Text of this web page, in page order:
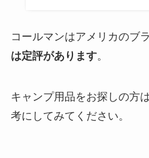
コールマンはアメリカのブ
は定評があります。
キャンプ用品をお探しの方
考にしてみてください。